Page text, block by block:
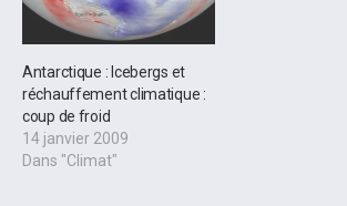
Antarctique : Icebergs et
réchauffement climatique :
coup de froid
14 janvier 2009
Dans "Climat"